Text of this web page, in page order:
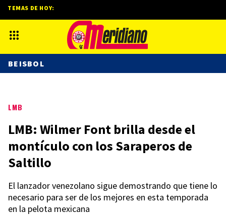
LMB
LMB: Wilmer Font brilla desde el
montículo con los Saraperos de
Saltillo
El lanzador venezolano sigue demostrando que tiene lo
necesario para ser de los mejores en esta temporada
en la pelota mexicana
TEMAS DE HOY:
BEISBOL